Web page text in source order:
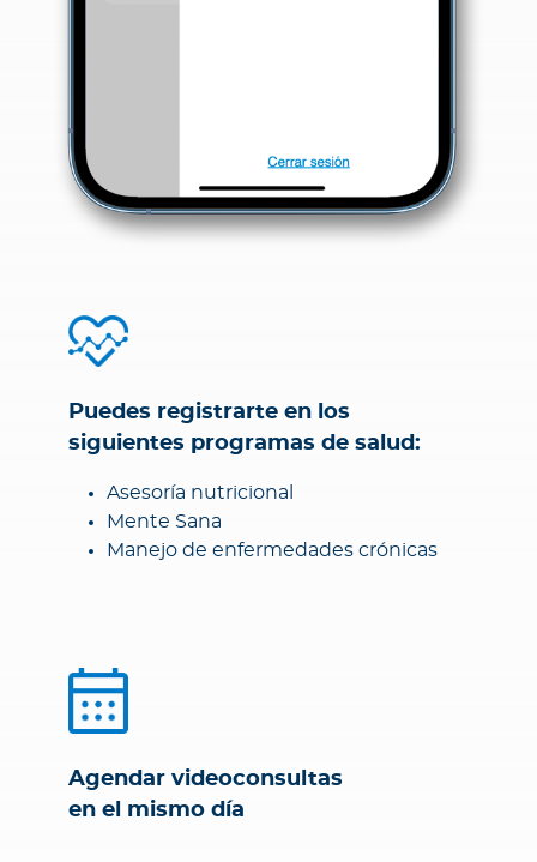
Puedes registrarte en los
siguientes programas de salud:
Asesoría nutricional
Mente Sana
Manejo de enfermedades crónicas
Agendar videoconsultas
en el mismo día